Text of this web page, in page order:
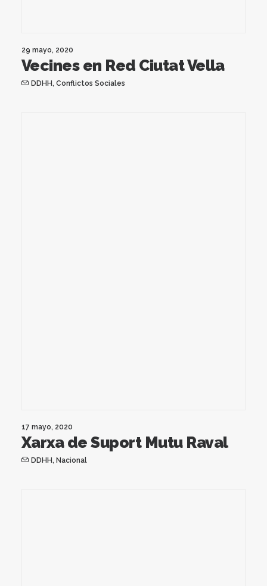
29 mayo, 2020
Vecines en Red Ciutat Vella
DDHH, Conflictos Sociales
17 mayo, 2020
Xarxa de Suport Mutu Raval
DDHH, Nacional